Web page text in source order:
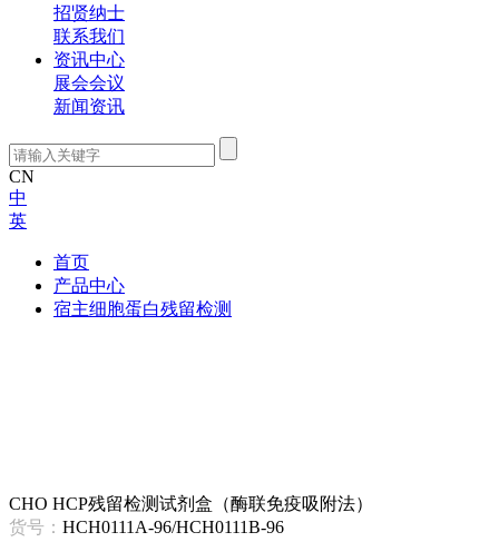
招贤纳士
联系我们
资讯中心
展会会议
新闻资讯
CN
中
英
首页
产品中心
宿主细胞蛋白残留检测
CHO HCP残留检测试剂盒（酶联免疫吸附法）
货号： HCH0111A-96/HCH0111B-96